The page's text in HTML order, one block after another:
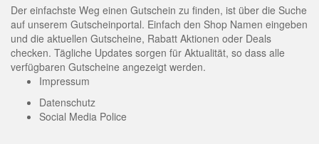
Der einfachste Weg einen Gutschein zu finden, ist über die Suche
auf unserem Gutscheinportal. Einfach den Shop Namen eingeben
und die aktuellen Gutscheine, Rabatt Aktionen oder Deals
checken. Tägliche Updates sorgen für Aktualität, so dass alle
verfügbaren Gutscheine angezeigt werden.
Impressum
Datenschutz
Social Media Police